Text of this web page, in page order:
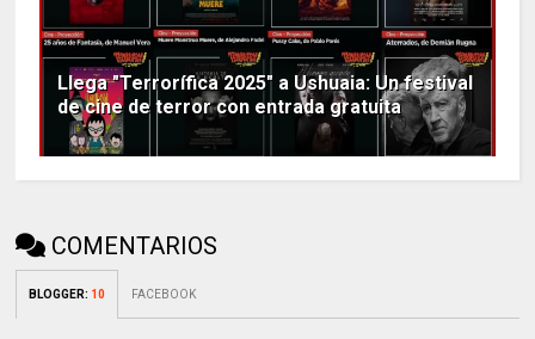
Llega "Terrorífica 2025" a Ushuaia: Un festival
de cine de terror con entrada gratuita
COMENTARIOS
BLOGGER: 10 FACEBOOK